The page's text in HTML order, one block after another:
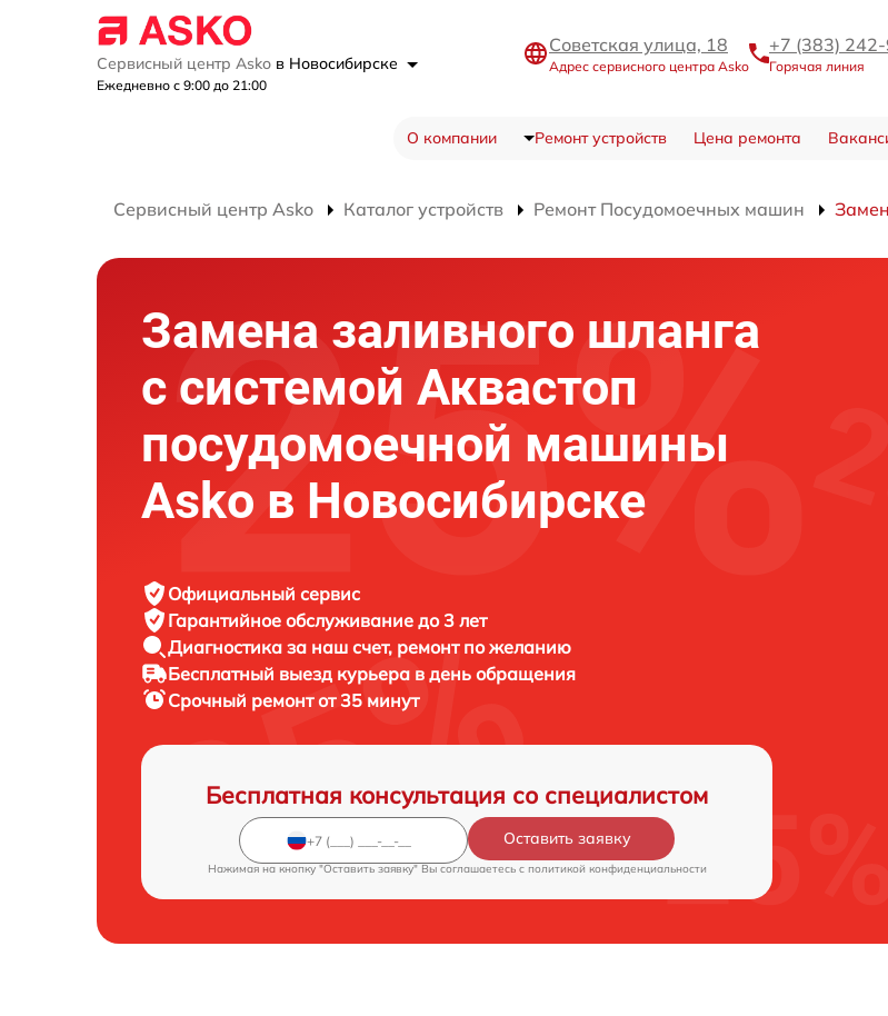
Сервисный центр Asko в Новосибирске
Ежедневно с 9:00 до 21:00
Советская улица, 18
Адрес сервисного центра Asko
+7 (383)
Горячая линия
О компании Ремонт устройств Цена ремонта
Сервисный центр Asko Каталог устройств Ремонт Посудомоечных машин
Замена заливного шланга
с системой Аквастоп
посудомоечной машины
Asko в Новосибирске
Официальный сервис
Гарантийное обслуживание до 3 лет
Диагностика за наш счет, ремонт по желанию
Бесплатный выезд курьера в день обращения
Срочный ремонтот 35 минут
Бесплатная консультация со специалистом
Оставить заявку
Нажимая на кнопку "Оставить заявку" Вы соглашаетесь c политикой конфиденциальности